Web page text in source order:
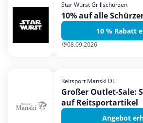
Mobilfunk & Internet
Mode & Accessoires
Shopping
Urlaub & Reise
Star Wurst Grillschürzen
10% auf alle
10 % Rabatt
08.09.2026
Reitsport Manski DE
Großer Outlet-Sale:
auf Reitsportartikel
Angebot